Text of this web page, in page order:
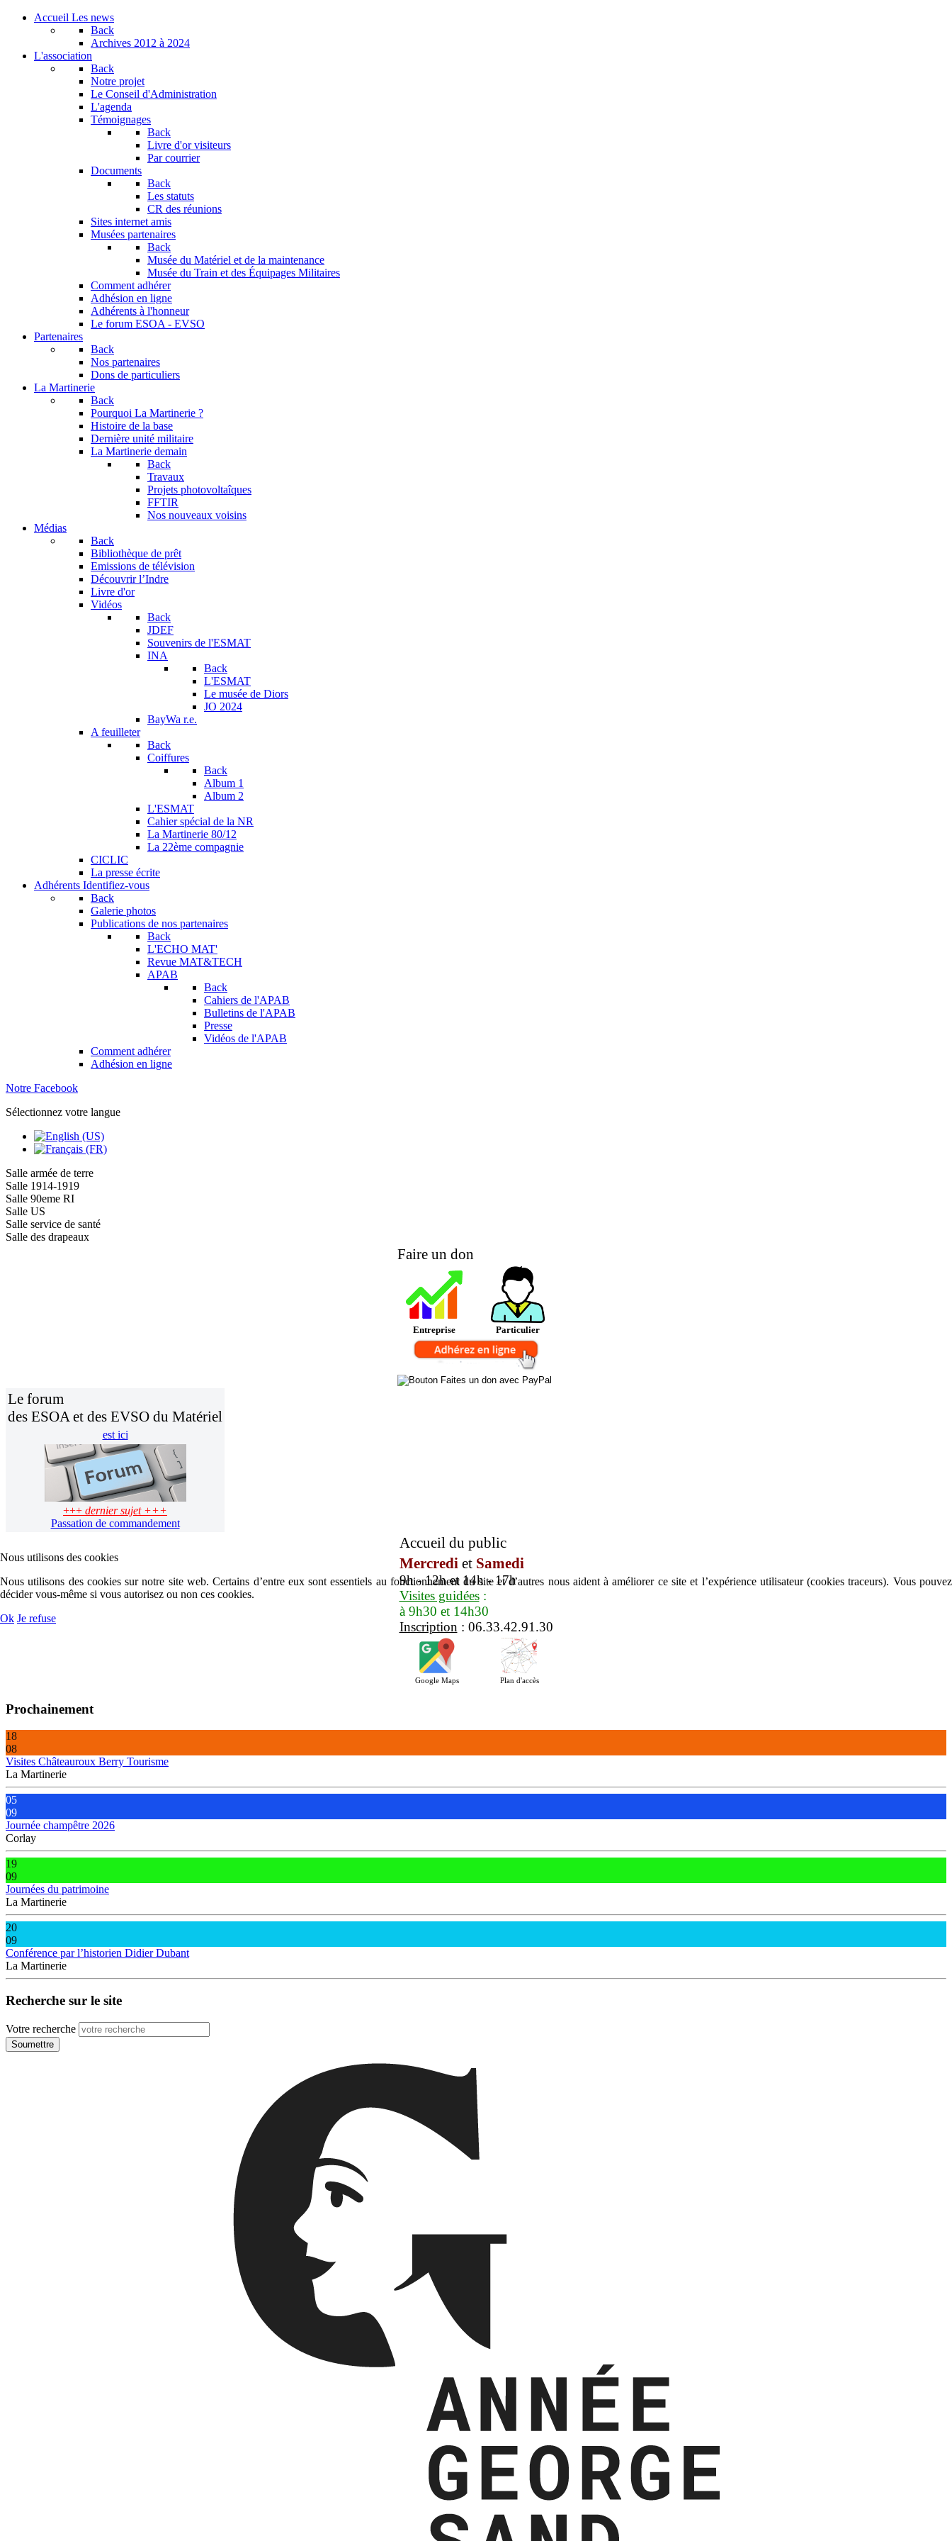
Accueil Les news
Back
Archives 2012 à 2024
L'association
Back
Notre projet
Le Conseil d'Administration
L'agenda
Témoignages
Back
Livre d'or visiteurs
Par courrier
Documents
Back
Les statuts
CR des réunions
Sites internet amis
Musées partenaires
Back
Musée du Matériel et de la maintenance
Musée du Train et des Équipages Militaires
Comment adhérer
Adhésion en ligne
Adhérents à l'honneur
Le forum ESOA - EVSO
Partenaires
Back
Nos partenaires
Dons de particuliers
La Martinerie
Back
Pourquoi La Martinerie ?
Histoire de la base
Dernière unité militaire
La Martinerie demain
Back
Travaux
Projets photovoltaîques
FFTIR
Nos nouveaux voisins
Médias
Back
Bibliothèque de prêt
Emissions de télévision
Découvrir l’Indre
Livre d'or
Vidéos
Back
JDEF
Souvenirs de l'ESMAT
INA
Back
L'ESMAT
Le musée de Diors
JO 2024
BayWa r.e.
A feuilleter
Back
Coiffures
Back
Album 1
Album 2
L'ESMAT
Cahier spécial de la NR
La Martinerie 80/12
La 22ème compagnie
CICLIC
La presse écrite
Adhérents Identifiez-vous
Back
Galerie photos
Publications de nos partenaires
Back
L'ECHO MAT'
Revue MAT&TECH
APAB
Back
Cahiers de l'APAB
Bulletins de l'APAB
Presse
Vidéos de l'APAB
Comment adhérer
Adhésion en ligne
Notre Facebook
Sélectionnez votre langue
Salle armée de terre
Salle 1914-1919
Salle 90eme RI
Salle US
Salle service de santé
Salle des drapeaux
Faire un don
Entreprise Particulier
Le forum
des ESOA et des EVSO du Matériel
est ici
+++ dernier sujet +++
Passation de commandement
Accueil du public
Mercredi et Samedi
9h - 12h et 14h - 17h
Visites guidées:
à 9h30 et 14h30
Inscription : 06.33.42.91.30
Google Maps Plan d'accès
Prochainement
18
08
Visites Châteauroux Berry Tourisme
La Martinerie
05
09
Journée champêtre 2026
Corlay
19
09
Journées du patrimoine
La Martinerie
20
09
Conférence par l’historien Didier Dubant
La Martinerie
Recherche sur le site
Votre recherche
Soumettre
Nous utilisons des cookies
Nous utilisons des cookies sur notre site web. Certains d’entre eux sont essentiels au fonctionnement du site et d’autres nous aident à améliorer ce site et l’expérience utilisateur (cookies traceurs). Vous pouvez
décider vous-même si vous autorisez ou non ces cookies.
Ok Je refuse